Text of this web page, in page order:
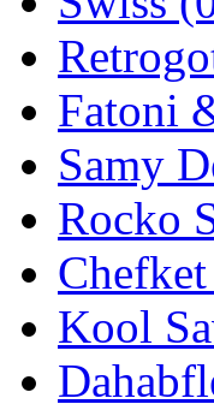
Fatoni
Samy
Rocko
Kool